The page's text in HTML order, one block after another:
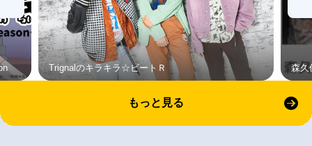
Trignalのキラキラ☆ビートＲ 森久
もっと見る